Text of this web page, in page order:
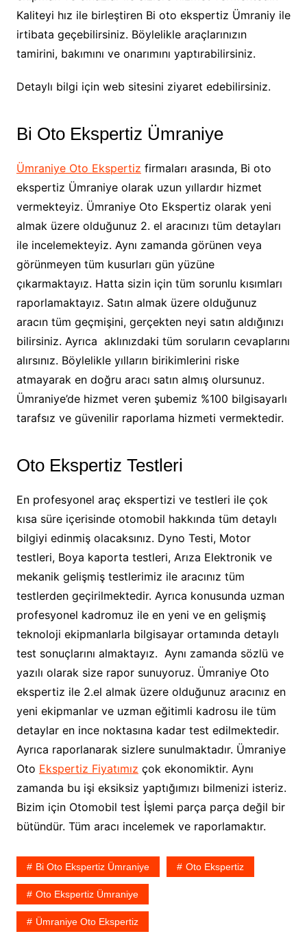
Kaliteyi hız ile birleştiren Bi oto ekspertiz Ümraniy ile
irtibata geçebilirsiniz. Böylelikle araçlarınızın
tamirini, bakımını ve onarımını yaptırabilirsiniz.
Detaylı bilgi için web sitesini ziyaret edebilirsiniz.
Bi Oto Ekspertiz Ümraniye
Ümraniye Oto Ekspertiz firmaları arasında, Bi oto
ekspertiz Ümraniye olarak uzun yıllardır hizmet
vermekteyiz. Ümraniye Oto Ekspertiz olarak yeni
almak üzere olduğunuz 2. el aracınızı tüm detayları
ile incelemekteyiz. Aynı zamanda görünen veya
görünmeyen tüm kusurları gün yüzüne
çıkarmaktayız. Hatta sizin için tüm sorunlu kısımları
raporlamaktayız. Satın almak üzere olduğunuz
aracın tüm geçmişini, gerçekten neyi satın aldığınızı
bilirsiniz. Ayrıca aklınızdaki tüm soruların cevaplarını
alırsınız. Böylelikle yılların birikimlerini riske
atmayarak en doğru aracı satın almış olursunuz.
Ümraniye’de hizmet veren şubemiz %100 bilgisayarlı
tarafsız ve güvenilir raporlama hizmeti vermektedir.
Oto Ekspertiz Testleri
En profesyonel araç ekspertizi ve testleri ile çok
kısa süre içerisinde otomobil hakkında tüm detaylı
bilgiyi edinmiş olacaksınız. Dyno Testi, Motor
testleri, Boya kaporta testleri, Arıza Elektronik ve
mekanik gelişmiş testlerimiz ile aracınız tüm
testlerden geçirilmektedir. Ayrıca konusunda uzman
profesyonel kadromuz ile en yeni ve en gelişmiş
teknoloji ekipmanlarla bilgisayar ortamında detaylı
test sonuçlarını almaktayız. Aynı zamanda sözlü ve
yazılı olarak size rapor sunuyoruz. Ümraniye Oto
ekspertiz ile 2.el almak üzere olduğunuz aracınız en
yeni ekipmanlar ve uzman eğitimli kadrosu ile tüm
detaylar en ince noktasına kadar test edilmektedir.
Ayrıca raporlanarak sizlere sunulmaktadır. Ümraniye
Oto Ekspertiz Fiyatımız çok ekonomiktir. Aynı
zamanda bu işi eksiksiz yaptığımızı bilmenizi isteriz.
Bizim için Otomobil test İşlemi parça parça değil bir
bütündür. Tüm aracı incelemek ve raporlamaktır.
Bi Oto Ekspertiz Ümraniye Oto Ekspertiz
Oto Ekspertiz Ümraniye
Ümraniye Oto Ekspertiz